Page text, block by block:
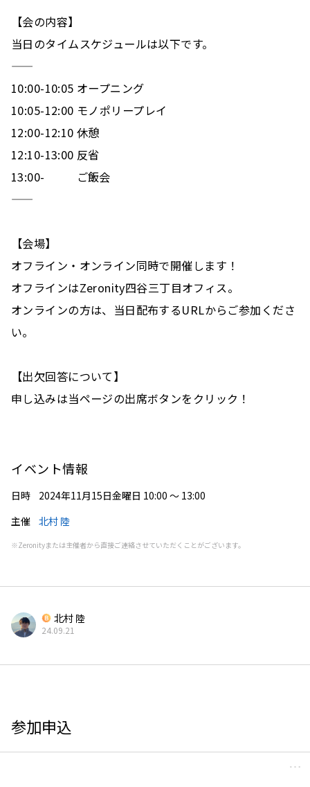
とじる 二次元バーコードをダウンロード
【会の内容】
当日のタイムスケジュールは以下です。
——
10:00-10:05 オープニング
10:05-12:00 モノポリープレイ
12:00-12:10 休憩
12:10-13:00 反省
13:00-　　   ご飯会
——
【会場】
オフライン・オンライン同時で開催します！
オフラインはZeronity四谷三丁目オフィス。
オンラインの方は、当日配布するURLからご参加くださ
い。
【出欠回答について】
申し込みは当ページの出席ボタンをクリック！
イベント情報
日時
2024年11月15日金曜日 10:00 〜 13:00
主催 北村 陸
※Zeronityまたは主催者から直接ご連絡させていただくことがございます。
北村 陸
24.09.21
参加申込
タイトル
補足文
日時
定員数
保存する